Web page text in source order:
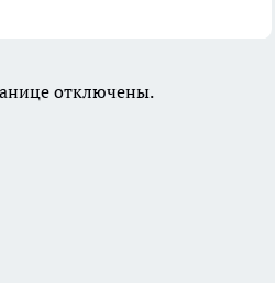
отключены.